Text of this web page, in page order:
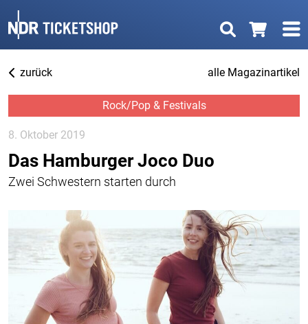
zurück alle Magazinartikel
8. Oktober 2019
Rock/Pop & Festivals
Das Hamburger Joco Duo
Zwei Schwestern starten durch